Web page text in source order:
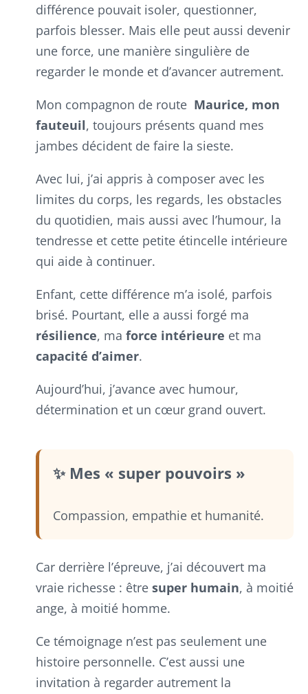
différence pouvait isoler, questionner,
parfois blesser. Mais elle peut aussi devenir
une force, une manière singulière de
regarder le monde et d’avancer autrement.
Mon compagnon de route Maurice, mon
fauteuil, toujours présents quand mes
jambes décident de faire la sieste.
Avec lui, j’ai appris à composer avec les
limites du corps, les regards, les obstacles
du quotidien, mais aussi avec l’humour, la
tendresse et cette petite étincelle intérieure
qui aide à continuer.
Enfant, cette différence m’a isolé, parfois
brisé. Pourtant, elle a aussi forgé ma
résilience, ma force intérieure et ma
capacité d’aimer.
Aujourd’hui, j’avance avec humour,
détermination et un cœur grand ouvert.
✨ Mes « super pouvoirs »
Compassion, empathie et humanité.
Car derrière l’épreuve, j’ai découvert ma
vraie richesse : être super humain, à moitié
ange, à moitié homme.
Ce témoignage n’est pas seulement une
histoire personnelle. C’est aussi une
invitation à regarder autrement la